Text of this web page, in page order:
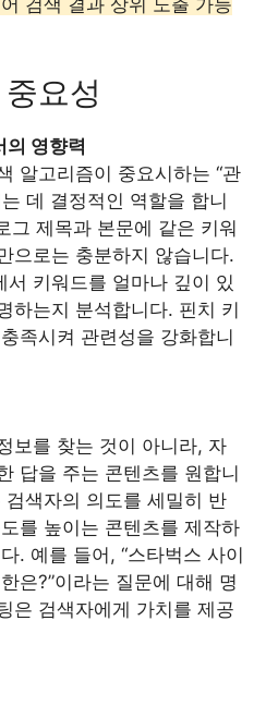
검색 결과 상위 노출 가능
요성
의 영향력
알고리즘이 중요시하는 “관
데 결정적인 역할을 합니
그 제목과 본문에 같은 키워
으로는 충분하지 않습니다.
서 키워드를 얼마나 깊이 있
하는지 분석합니다. 핀치 키
족시켜 관련성을 강화합니
보를 찾는 것이 아니라, 자
답을 주는 콘텐츠를 원합니
색자의 의도를 세밀히 반
를 높이는 콘텐츠를 제작하
. 예를 들어, “스타벅스 사이
은?”이라는 질문에 대해 명
은 검색자에게 가치를 제공